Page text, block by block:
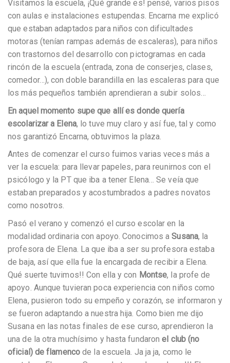
Visitamos la escuela, ¡Qué grande es! pensé, varios pisos
con aulas e instalaciones estupendas. Encarna me explicó
que estaban adaptados para niños con dificultades
motoras (tenían rampas además de escaleras), para niños
con trastornos del desarrollo con pictogramas en cada
rincón de la escuela (entrada, zona de conserjes, clases,
comedor…), con doble barandilla en las escaleras para que
los más pequeños también aprendieran a subir solos…
En aquel momento supe que allí es donde quería
escolarizar a Elena, lo tuve muy claro y así fue, tal y como
nos garantizó Encarna, obtuvimos la plaza.
Antes de comenzar el curso fuimos varias veces más a
ver la escuela: para llevar papeles, para reunirnos con el
psicólogo y la PT que iba a tener Elena… Se veía que
estaban preparados y acostumbrados a padres novatos
como nosotros.
Pasó el verano y comenzó el curso escolar en la
modalidad ordinaria con apoyo. Conocimos aSusana, la
profesora de Elena. La que iba a ser su profesora estaba
de baja, así que ella fue la encargada de recibir a Elena.
Qué suerte tuvimos!! Con ella y con Montse, la profe de
apoyo. Aunque tuvieran poca experiencia con niños como
Elena, pusieron todo su empeño y corazón, se informaron y
se fueron adaptando a nuestra hija. Como bien me dijo
Susana en las notas finales de ese curso, aprendieron la
una de la otra muchísimo y hasta fundaronel club (no
oficial) de flamencode la escuela. Ja ja ja, como le